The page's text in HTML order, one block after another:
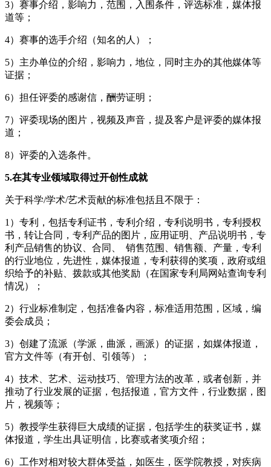
3）赛事介绍，影响力，范围，入围条件，评选标准，媒体报
道等；
4）赛事的选手介绍（知名的人）；
5）主办单位的介绍，影响力，地位，同时主办的其他媒体等
证据；
6）担任评委的感谢信，酬劳证明；
7）评委现场的图片，视频及声音，提及客户是评委的媒体报
道；
8）评委的入选条件。
5.在其专业领域取得过开创性成就
关于科学/学术/艺术贡献的标准包括且不限于：
1）专利，包括专利证书，专利介绍，专利说明书，专利授权
书，转让合同，专利产品的图片，应用证明、产品说明书，专
利产品销售的协议、合同、 销售范围、销售额、产量，专利
的行业地位，先进性，媒体报道，专利获得的奖项，政府或组
织给予的补贴、拨款或其他奖励（在国家专利局网站查询专利
情况）；
2）行业标准制定，包括准备内容，标准适用范围，区域，编
委会成员；
3）创建了流派（学派，曲派，画派）的证据，如媒体报道，
官方文件等（有开创、引领等）；
4）技术、艺术、运动技巧、管理方法的改革，或者创新，并
推动了行业发展的证据，包括报道，官方文件，行业数据，图
片，视频等；
5）教授学生获得巨大成绩的证据，包括学生的获奖证书，媒
体报道，学生出具证明信，比赛或者奖项介绍；
6）工作对相对较大群体受益，如医生，医学院教授，对疾病